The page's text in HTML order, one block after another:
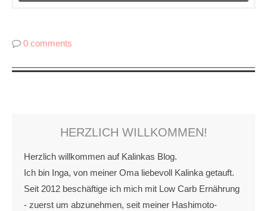
0 comments
HERZLICH WILLKOMMEN!
Herzlich willkommen auf Kalinkas Blog.
Ich bin Inga, von meiner Oma liebevoll Kalinka getauft.
Seit 2012 beschäftige ich mich mit Low Carb Ernährung
- zuerst um abzunehmen, seit meiner Hashimoto-